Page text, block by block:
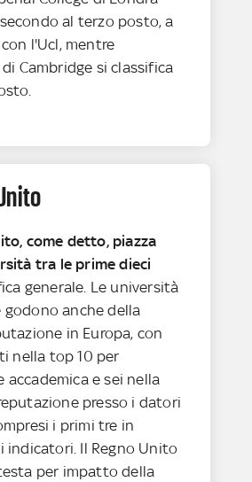
al terzo posto, a
l'Ucl, mentre
Cambridge si classifica
come detto, piazza
tra le prime dieci
generale. Le università
anche della
in Europa, con
nella top 10 per
accademica e sei nella
presso i datori
i primi tre in
indicatori. Il Regno Unito
per impatto della